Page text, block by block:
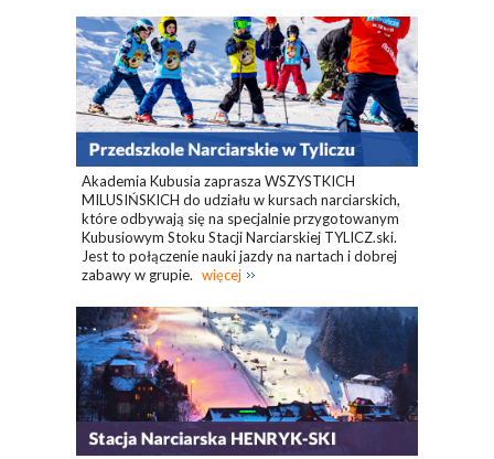
Akademia Kubusia zaprasza WSZYSTKICH
MILUSIŃSKICH do udziału w kursach narciarskich,
które odbywają się na specjalnie przygotowanym
Kubusiowym Stoku Stacji Narciarskiej TYLICZ.ski.
Jest to połączenie nauki jazdy na nartach i dobrej
zabawy w grupie. więcej